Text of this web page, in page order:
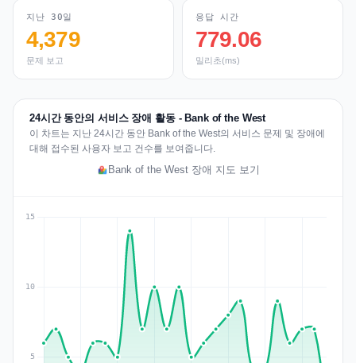
지난 30일
4,379
문제 보고
응답 시간
779.06
밀리초(ms)
24시간 동안의 서비스 장애 활동 - Bank of the West
이 차트는 지난 24시간 동안 Bank of the West의 서비스 문제 및 장애에
대해 접수된 사용자 보고 건수를 보여줍니다.
Bank of the West 장애 지도 보기